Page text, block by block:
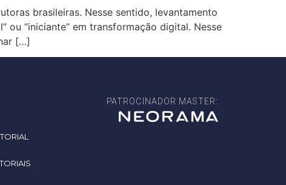
brasileiras. Nesse sentido, levantamento
ou “iniciante” em transformação digital. Nesse
[…]
PATROCINADOR MASTER: